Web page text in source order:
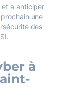
et à anticiper
une
des
à